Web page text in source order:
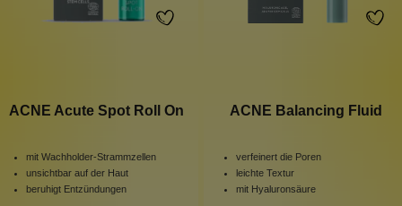
ACNE Acute Spot Roll On
mit Wachholder-Strammzellen
unsichtbar auf der Haut
beruhigt Entzündungen
ACNE Balancing Fluid
verfeinert die Poren
leichte Textur
mit Hyaluronsäure